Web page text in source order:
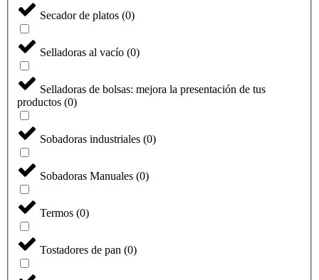
Secador de platos (0)
Selladoras al vacío (0)
Selladoras de bolsas: mejora la presentación de tus
productos (0)
Sobadoras industriales (0)
Sobadoras Manuales (0)
Termos (0)
Tostadores de pan (0)